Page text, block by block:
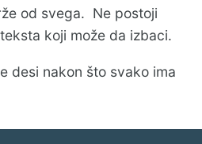
od svega. Ne postoji
koji može da izbaci.
desi nakon što svako ima